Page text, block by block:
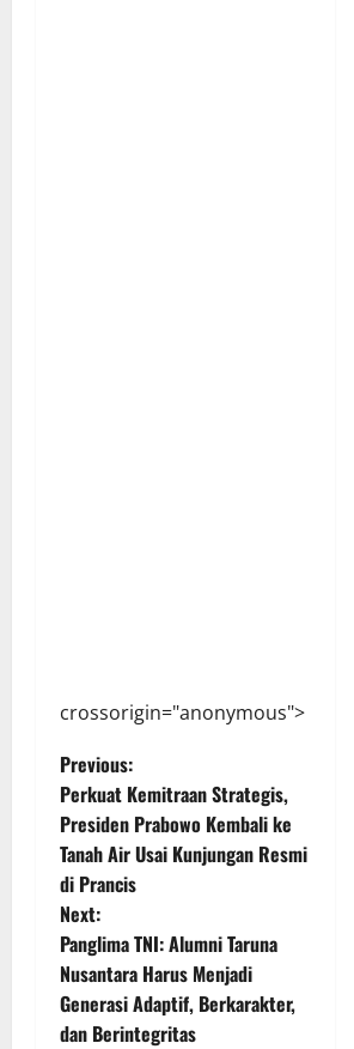
crossorigin="anonymous">
P
o
s
t
n
a
Previous:
Perkuat Kemitraan Strategis,
Presiden Prabowo Kembali ke
Tanah Air Usai Kunjungan Resmi
di Prancis
Next:
Panglima TNI: Alumni Taruna
Nusantara Harus Menjadi
Generasi Adaptif, Berkarakter,
dan Berintegritas